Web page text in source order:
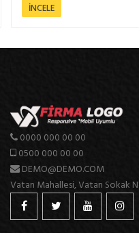
İNCELE
0000 000 00 00
0500 000 00 00
DEMO@DEMO.COM
Vatan Mahallesi, Vatan Sokak